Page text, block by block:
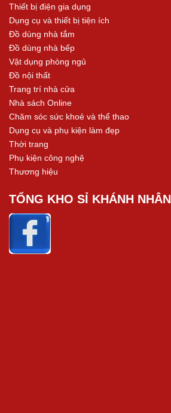
Thiết bị điện gia dụng
Dụng cụ và thiết bị tiện ích
Đồ dùng nhà tắm
Đồ dùng nhà bếp
Vật dụng phòng ngủ
Đồ nội thất
Trang trí nhà cửa
Nhà sách Online
Chăm sóc sức khoẻ và thể thao
Dụng cụ và phụ kiện làm đẹp
Thời trang
Phụ kiện công nghệ
Thương hiệu
TỔNG KHO SỈ KHÁNH NHÂN